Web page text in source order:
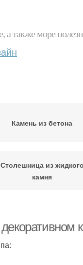
а также море
Камень из бетона
Столешница из жидкого
камня